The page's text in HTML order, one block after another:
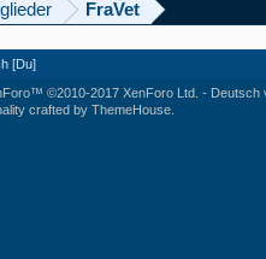
FraVet
[Du]
©2010-2017 XenForo Ltd. - Deutsch
crafted byThemeHouse